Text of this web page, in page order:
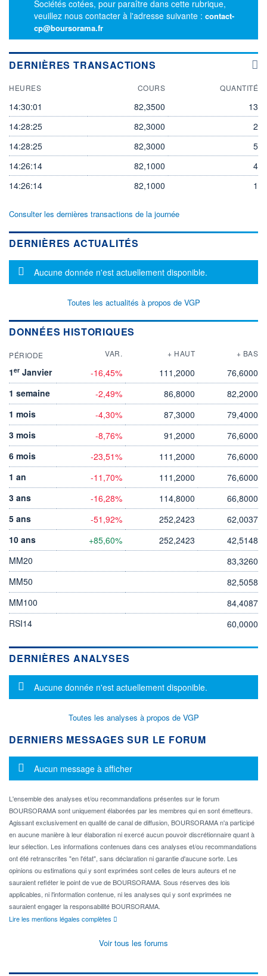
Sociétés cotées, pour paraître dans cette rubrique,
veuillez nous contacter à l'adresse suivante : contact-
cp@boursorama.fr
DERNIÈRES TRANSACTIONS
HEURES COURS QUANTITÉ
14:30:01 82,3500
13
14:28:25
82,3000
2
14:28:25
82,3000
5
14:26:14
82,1000
4
14:26:14
82,1000 1
Consulter les dernières transactions de la journée
DERNIÈRES ACTUALITÉS
Message d'information
Aucune donnée n'est actuellement disponible.
Toutes les actualités à propos de VGP
DONNÉES HISTORIQUES
PÉRIODE VAR. + HAUT + BAS
1er Janvier -16,45% 111,2000
76,6000
1 semaine
-2,49% 86,8000
82,2000
1 mois
-4,30% 87,3000
79,4000
3 mois
-8,76% 91,2000
76,6000
6 mois
-23,51% 111,2000
76,6000
1 an
-11,70% 111,2000
76,6000
3 ans
-16,28% 114,8000
66,8000
5 ans
-51,92% 252,2423
62,0037
10 ans
+85,60% 252,2423
42,5148
MM20
83,3260
MM50
82,5058
MM100
84,4087
RSI14
60,0000
DERNIÈRES ANALYSES
Message d'information
Aucune donnée n'est actuellement disponible.
Toutes les analyses à propos de VGP
DERNIERS MESSAGES SUR LE FORUM
Message d'information
Aucun message à afficher
L'ensemble des analyses et/ou recommandations présentes sur le forum
BOURSORAMA sont uniquement élaborées par les membres qui en sont émetteurs.
Agissant exclusivement en qualité de canal de diffusion, BOURSORAMA n'a participé
en aucune manière à leur élaboration ni exercé aucun pouvoir discrétionnaire quant à
leur sélection. Les informations contenues dans ces analyses et/ou recommandations
ont été retranscrites "en l'état", sans déclaration ni garantie d'aucune sorte. Les
opinions ou estimations qui y sont exprimées sont celles de leurs auteurs et ne
sauraient refléter le point de vue de BOURSORAMA. Sous réserves des lois
applicables, ni l'information contenue, ni les analyses qui y sont exprimées ne
sauraient engager la responsabilité BOURSORAMA.
Lire les mentions légales complètes
Voir tous les forums